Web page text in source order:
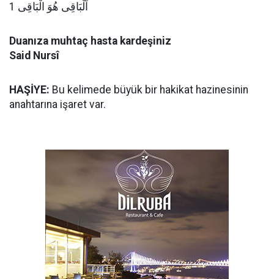
اَلْبَاقِى هُوَ الْبَاقِى 1
Duanıza muhtaç hasta kardeşiniz
Said Nursî
HAŞİYE: Bu kelimede büyük bir hakikat hazinesinin
anahtarına işaret var.